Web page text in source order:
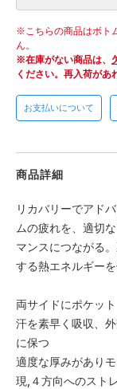
こちらの商品はボト
ん。
在庫がない商品は、
ください。 再入荷があ
お支払いについて
商品詳細
リカバリーでアド
ムの疲れを、適切
マンスにつながる
する熱エネルギー
両サイドにポケット
汗を素早く吸収、
に保つ
適度な厚みがあり
現,４方向へのスト